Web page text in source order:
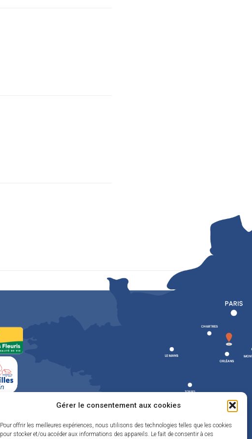
Gérer le consentement aux cookies
Pour offrir les meilleures expériences, nous utilisons des technologies telles que les cookies
pour stocker et/ou accéder aux informations des appareils. Le fait de consentir à ces